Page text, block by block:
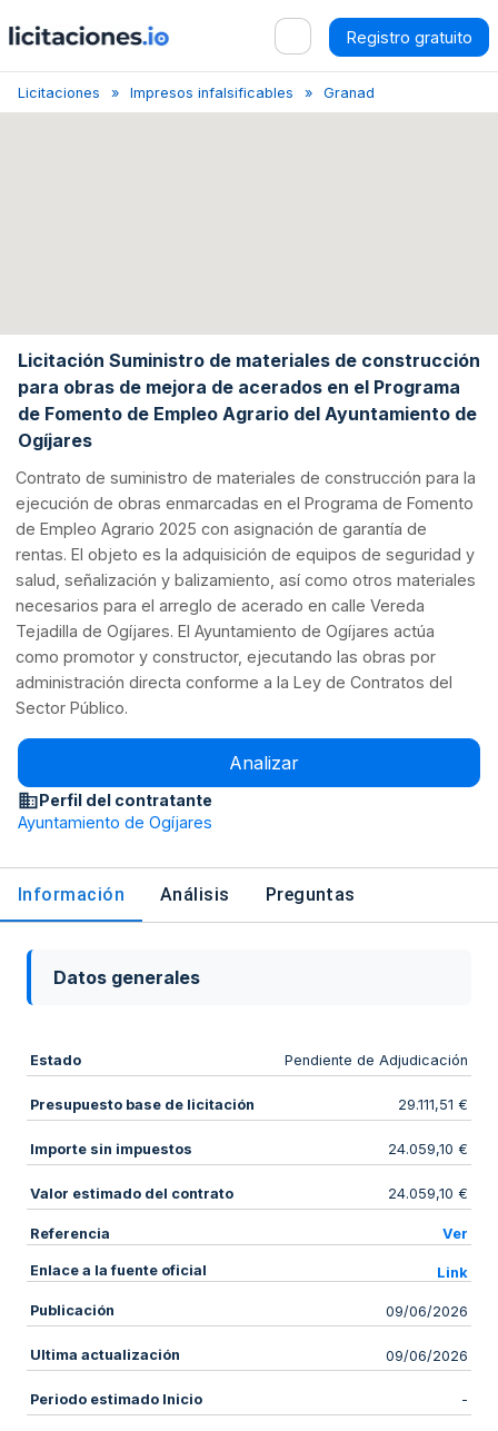
Registro gratuito
Licitaciones Impresos infalsificables Granada
Licitación Suministro de materiales de construcción
para obras de mejora de acerados en el Programa
de Fomento de Empleo Agrario del Ayuntamiento de
Ogíjares
Contrato de suministro de materiales de construcción para la
ejecución de obras enmarcadas en el Programa de Fomento
de Empleo Agrario 2025 con asignación de garantía de
rentas. El objeto es la adquisición de equipos de seguridad y
salud, señalización y balizamiento, así como otros materiales
necesarios para el arreglo de acerado en calle Vereda
Tejadilla de Ogíjares. El Ayuntamiento de Ogíjares actúa
como promotor y constructor, ejecutando las obras por
administración directa conforme a la Ley de Contratos del
Sector Público.
Analizar
Perfil del contratante
Ayuntamiento de Ogíjares
Información Análisis Preguntas
Datos generales
Estado Pendiente de Adjudicación
Presupuesto base de licitación 29.111,51 €
Importe sin impuestos 24.059,10 €
Valor estimado del contrato 24.059,10 €
Referencia Ver
Enlace a la fuente oficial Link
Publicación 09/06/2026
Ultima actualización 09/06/2026
Periodo estimado Inicio -